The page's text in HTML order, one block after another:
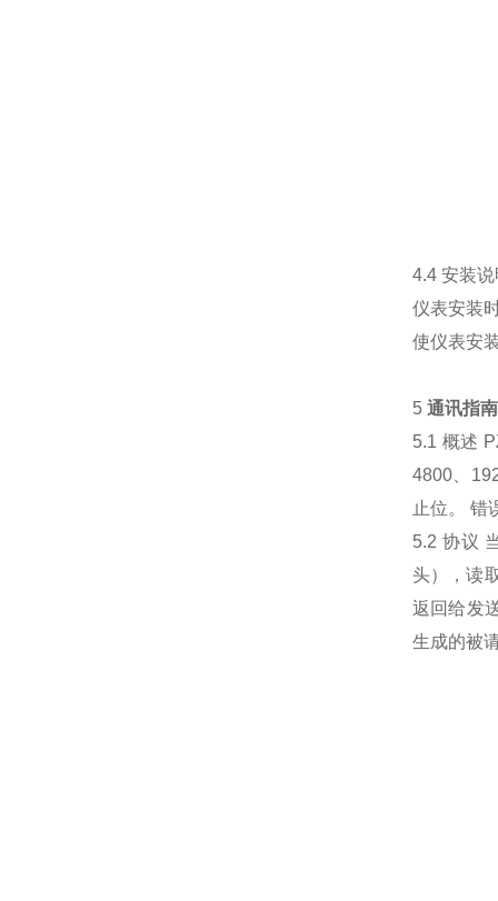
4.4 安装
仪表安装
使仪表安
5通讯指南
5.1 概述
4800、
止位。错
5.2 协议
头），读
返回给发
生成的被